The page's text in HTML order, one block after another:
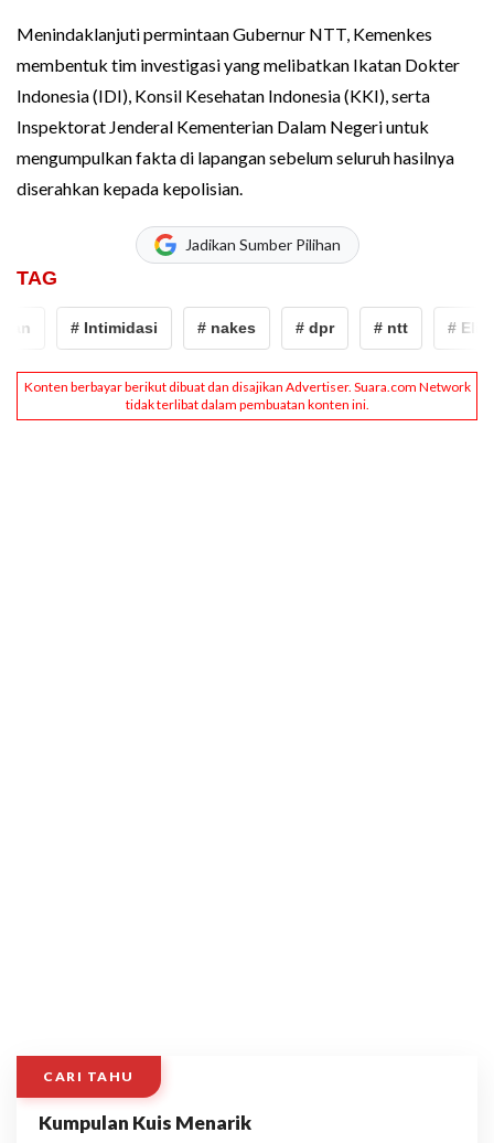
Menindaklanjuti permintaan Gubernur NTT, Kemenkes
membentuk tim investigasi yang melibatkan Ikatan Dokter
Indonesia (IDI), Konsil Kesehatan Indonesia (KKI), serta
Inspektorat Jenderal Kementerian Dalam Negeri untuk
mengumpulkan fakta di lapangan sebelum seluruh hasilnya
diserahkan kepada kepolisian.
Jadikan Sumber Pilihan
TAG
# Intimidasi # nakes # dpr # Eliza
CARI TAHU
Kumpulan Kuis Menarik